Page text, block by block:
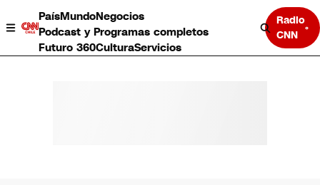
PaísMundoNegocios
Podcast y Programas completos
Futuro 360CulturaServicios
Radio
CNN